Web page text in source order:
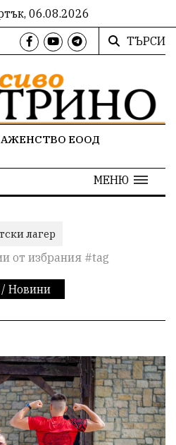
06.08.2026
ТЪРСИ
ЕООД
МЕНЮ
лагер
от избрания #tag
/ Новини